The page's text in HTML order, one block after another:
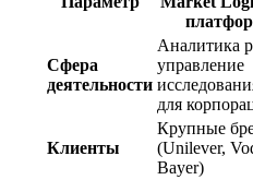
Сфера
деятельности
Аналитика
управление
для
Клиенты
Крупные
(Unilever,
Bayer)